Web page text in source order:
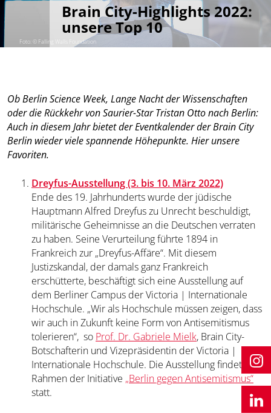
Foto: © Falling Walls Foundation
Brain City-Highlights 2022:
unsere Top 10
Ob Berlin Science Week, Lange Nacht der Wissenschaften
oder die Rückkehr von Saurier-Star Tristan Otto nach Berlin:
Auch in diesem Jahr bietet der Eventkalender der Brain City
Berlin wieder viele spannende Höhepunkte. Hier unsere
Favoriten.
Dreyfus-Ausstellung (3. bis 10. März 2022)
Ende des 19. Jahrhunderts wurde der jüdische
Hauptmann Alfred Dreyfus zu Unrecht beschuldigt,
militärische Geheimnisse an die Deutschen verraten
zu haben. Seine Verurteilung führte 1894 in
Frankreich zur „Dreyfus-Affäre“. Mit diesem
Justizskandal, der damals ganz Frankreich
erschütterte, beschäftigt sich eine Ausstellung auf
dem Berliner Campus der Victoria | Internationale
Hochschule. „Wir als Hochschule müssen zeigen, dass
wir auch in Zukunft keine Form von Antisemitismus
tolerieren“, so Prof. Dr. Gabriele Mielk, Brain City-
Botschafterin und Vizepräsidentin der Victoria |
Internationale Hochschule. Die Ausstellung findet im
Rahmen der Initiative „Berlin gegen Antisemitismus“
statt.